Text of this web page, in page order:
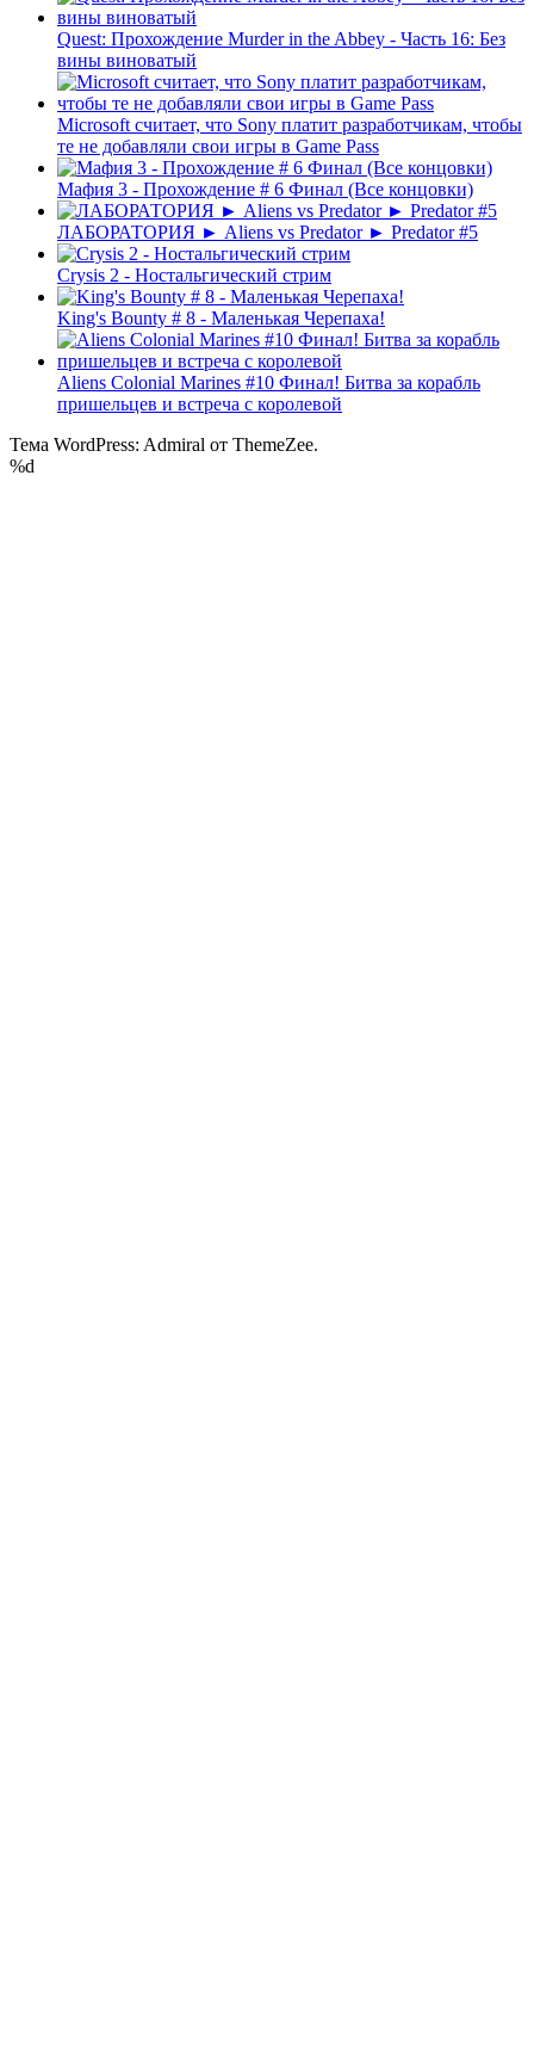
Quest: Прохождение Murder in the Abbey - Часть 16: Без
вины виноватый
Microsoft считает, что Sony платит разработчикам, чтобы
те не добавляли свои игры в Game Pass
Мафия 3 - Прохождение # 6 Финал (Все концовки)
ЛАБОРАТОРИЯ ► Aliens vs Predator ► Predator #5
Crysis 2 - Ностальгический стрим
King's Bounty # 8 - Маленькая Черепаха!
Aliens Colonial Marines #10 Финал! Битва за корабль
пришельцев и встреча с королевой
Тема WordPress: Admiral от ThemeZee.
%d